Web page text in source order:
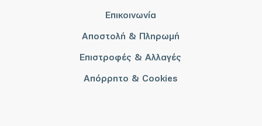
Επικοινωνία
Αποστολή & Πληρωμή
Επιστροφές & Αλλαγές
Απόρρητο & Cookies